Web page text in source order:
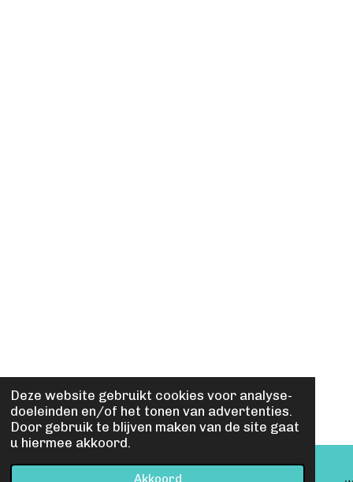
Deze website gebruikt cookies voor analyse-
doeleinden en/of het tonen van advertenties.
Door gebruik te blijven maken van de site gaat
u hiermee akkoord.
Akkoord